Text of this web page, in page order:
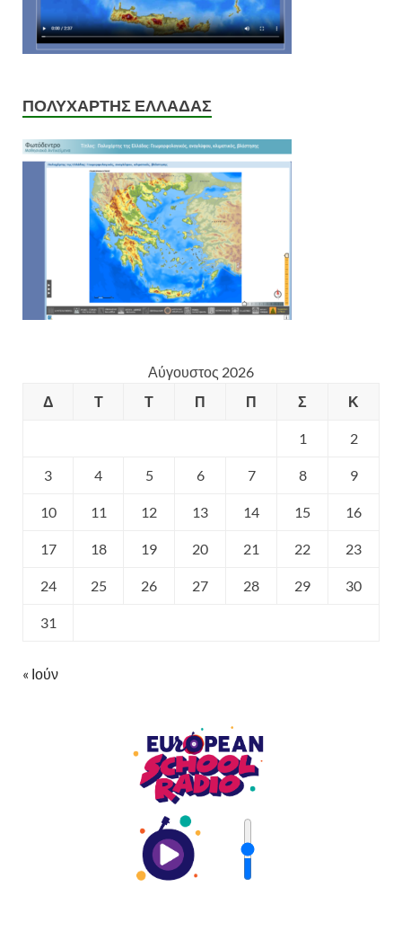
ΠΟΛΥΧΑΡΤΗΣ ΕΛΛΑΔΑΣ
Αύγουστος 2026
Δ
Τ Τ Π Π Σ Κ
1 2
3 4 5 6 7 8 9
10 11 12 13 14 15 16
17 18 19 20 21 22 23
24 25 26 27 28 29 30
31
« Ιούν